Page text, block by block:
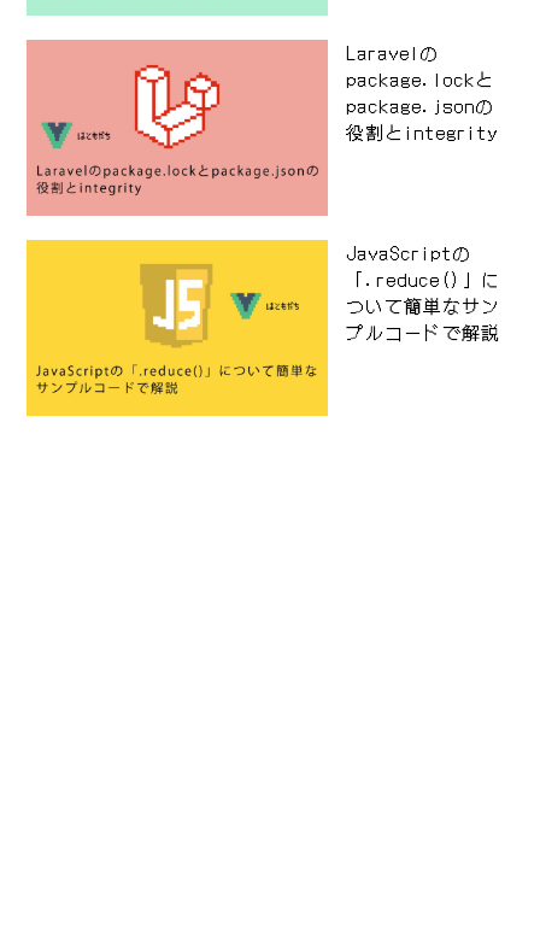
Laravelの
package.lockと
package.jsonの
役割とintegrity
JavaScriptの
「.reduce()」に
ついて簡単なサン
プルコードで解説